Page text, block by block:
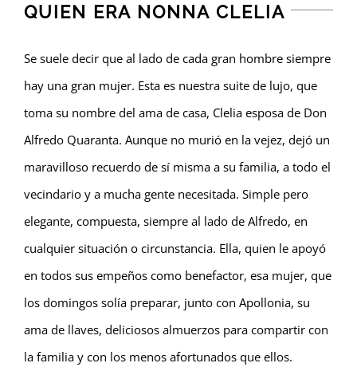
QUIEN ERA NONNA CLELIA
Se suele decir que al lado de cada gran hombre siempre
hay una gran mujer. Esta es nuestra suite de lujo, que
toma su nombre del ama de casa, Clelia esposa de Don
Alfredo Quaranta. Aunque no murió en la vejez, dejó un
maravilloso recuerdo de sí misma a su familia, a todo el
vecindario y a mucha gente necesitada. Simple pero
elegante, compuesta, siempre al lado de Alfredo, en
cualquier situación o circunstancia. Ella, quien le apoyó
en todos sus empeños como benefactor, esa mujer, que
los domingos solía preparar, junto con Apollonia, su
ama de llaves, deliciosos almuerzos para compartir con
la familia y con los menos afortunados que ellos.